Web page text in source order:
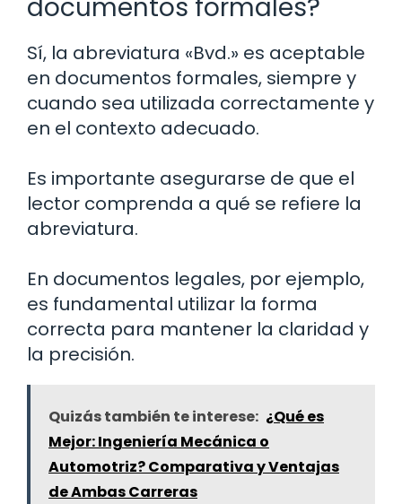
documentos formales?
Sí, la abreviatura «Bvd.» es aceptable
en documentos formales, siempre y
cuando sea utilizada correctamente y
en el contexto adecuado.
Es importante asegurarse de que el
lector comprenda a qué se refiere la
abreviatura.
En documentos legales, por ejemplo,
es fundamental utilizar la forma
correcta para mantener la claridad y
la precisión.
Quizás también te interese: ¿Qué es
Mejor: Ingeniería Mecánica o
Automotriz? Comparativa y Ventajas
de Ambas Carreras